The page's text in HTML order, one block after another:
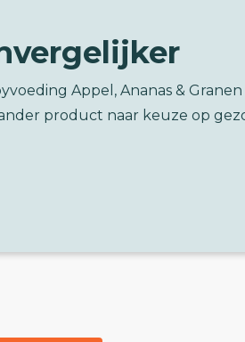
Appel, Ananas & Granen
product naar keuze op